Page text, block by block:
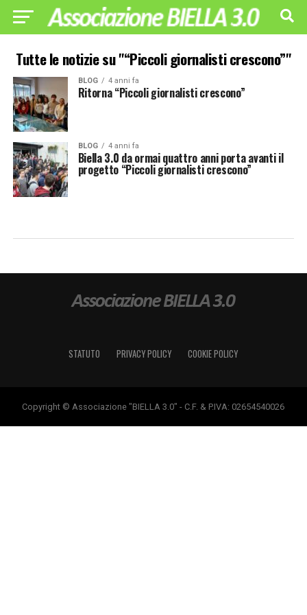
Tutte le notizie su "“Piccoli giornalisti crescono”"
BLOG 4 anni fa
Ritorna “Piccoli giornalisti crescono”
BLOG 4 anni fa
Biella 3.0 da ormai quattro anni porta avanti il
progetto “Piccoli giornalisti crescono”
STATUTO PRIVACY POLICY COOKIE POLICY
Copyright © Associazione "BIELLA 3.0" - C.F. & P.IVA: 02654540026